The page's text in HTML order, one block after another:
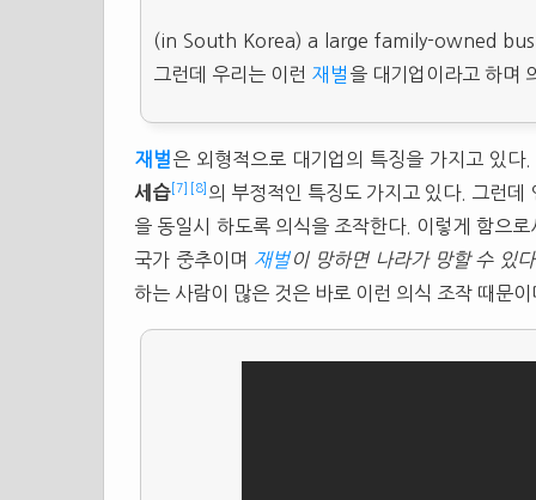
(in South Korea) a large family-owned
그런데 우리는 이런 재벌 을 대기업이라고 하며
재벌은 외형적으로 대기업의 특징을 가지고 있
세습 [7] [8] 의 부정적인 특징도 가지고 있다. 그런데
을 동일시 하도록 의식을 조작한다. 이렇게 함으
국가 중추이며 재벌 이 망하면 나라가 망할 수 있다
하는 사람이 많은 것은 바로 이런 의식 조작 때문이